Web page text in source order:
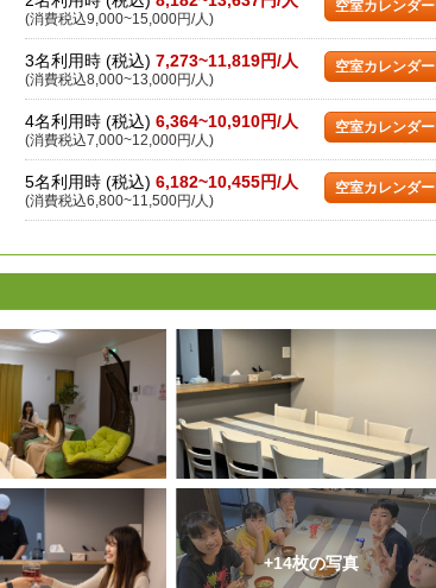
(消費税込9,000~15,000円/人)
空室カレンダー
3名利用時 (税込) 7,273~11,819円/人
(消費税込8,000~13,000円/人)
空室カレンダー
4名利用時 (税込) 6,364~10,910円/人
(消費税込7,000~12,000円/人)
空室カレンダー
5名利用時 (税込) 6,182~10,455円/人
(消費税込6,800~11,500円/人)
空室カレンダー
+14枚の写真